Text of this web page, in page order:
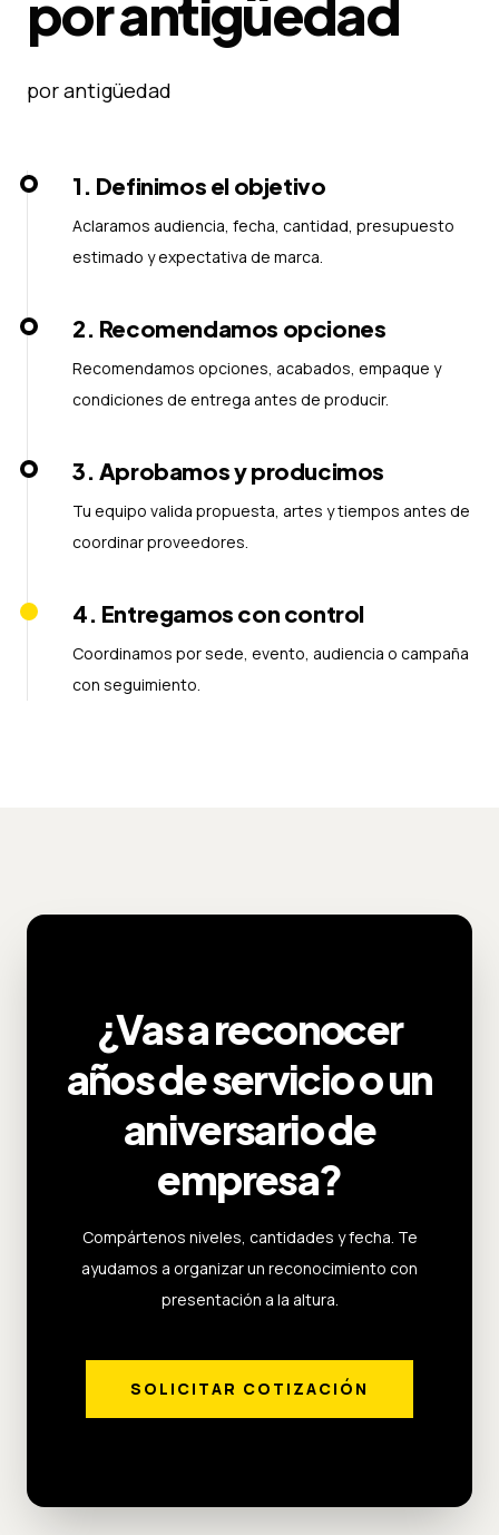
por antigüedad
1. Definimos el objetivo
Aclaramos audiencia, fecha, cantidad, presupuesto
estimado y expectativa de marca.
2. Recomendamos opciones
Recomendamos opciones, acabados, empaque y
condiciones de entrega antes de producir.
3. Aprobamos y producimos
Tu equipo valida propuesta, artes y tiempos antes de
coordinar proveedores.
4. Entregamos con control
Coordinamos por sede, evento, audiencia o campaña
con seguimiento.
¿Vas a reconocer
años de servicio o un
aniversario de
empresa?
Compártenos niveles, cantidades y fecha. Te
ayudamos a organizar un reconocimiento con
presentación a la altura.
SOLICITAR COTIZACIÓN